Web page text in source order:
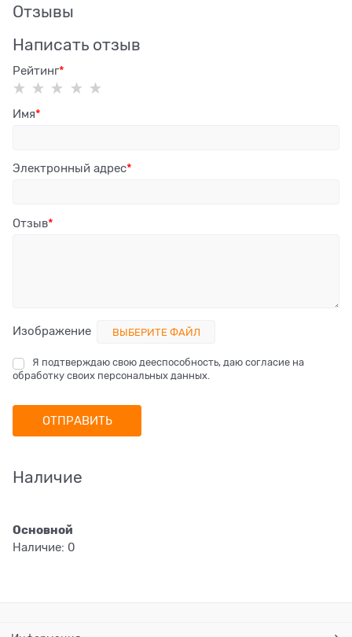
Отзывы
Написать отзыв
Рейтинг
Имя
Электронный адрес
Отзыв
Изображение ВЫБЕРИТЕ ФАЙЛ
Я подтверждаю свою дееспособность, даю согласие на
обработку своих персональных данных.
Наличие
Основной
Наличие: 0